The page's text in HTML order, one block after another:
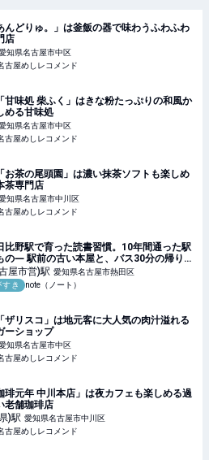
んどりゅ。」は釜飯の器で味わうふわふわ
店
知県名古屋市中区
古屋めしレコメンド
甘味処 柴ふく」はきな粉たっぷりの和風か
める甘味処
知県名古屋市中区
古屋めしレコメンド
お茶の尾頭園」は濃い抹茶ソフトも楽しめ
茶専門店
知県名古屋市中川区
古屋めしレコメンド
比野駅で育った読書習慣。10年間通った駅
の― 駅前の古い本屋と、バス30分の帰り道
値観｜＃この駅が好き｜こんきち＊アラフ
屋市営)駅 愛知県名古屋市熱田区
き
note（ノート）
ザリスコ」は地元客に大人気の肉汁溢れる
ーショップ
知県名古屋市中区
古屋めしレコメンド
琲元年 中川本店」は夜カフェも楽しめる過
老舗珈琲店
)駅 愛知県名古屋市中川区
古屋めしレコメンド